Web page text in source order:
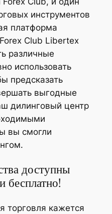
инструментов
платформа
Club Libertex
различные
использовать
предсказать
выгодные
дилинговый центр
вы смогли
доступны
бесплатно!
торговля кажется